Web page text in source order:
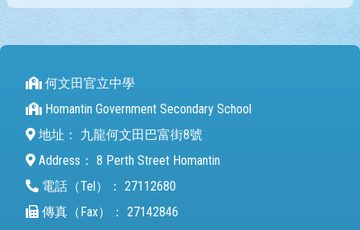
何文田官立中學
Homantin Government Secondary School
地址：
九龍何文田巴富街8號
Address： 8 Perth Street Homantin
電話（Tel）： 27112680
傳真（Fax）： 27142846